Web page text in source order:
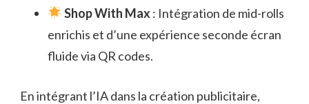
Shop With Max : Intégration de mid-rolls
enrichis et d’une expérience seconde écran
fluide via QR codes.
En intégrant l’IA dans la création publicitaire,